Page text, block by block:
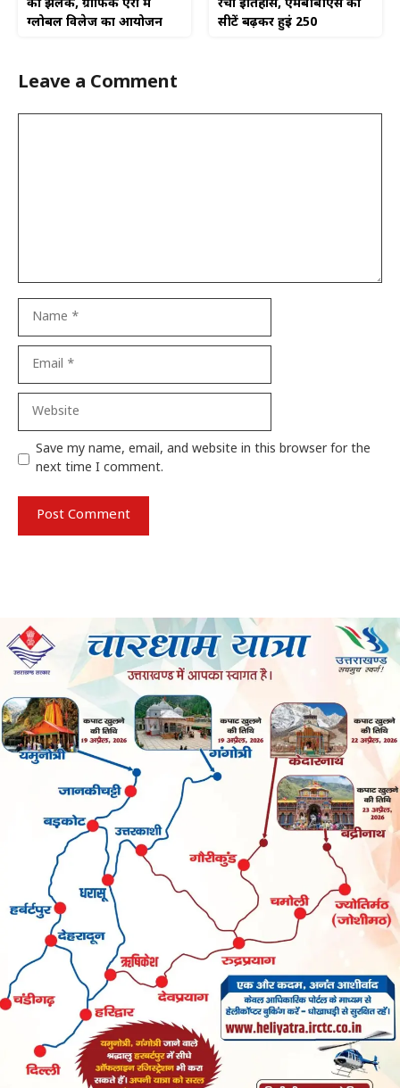
की झलक, ग्राफिक एरा में
ग्लोबल विलेज का आयोजन
रचा इतिहास, एमबीबीएस की
सीटें बढ़कर हुईं 250
Leave a Comment
Website
Save my name, email, and website in this browser for the
next time I comment.